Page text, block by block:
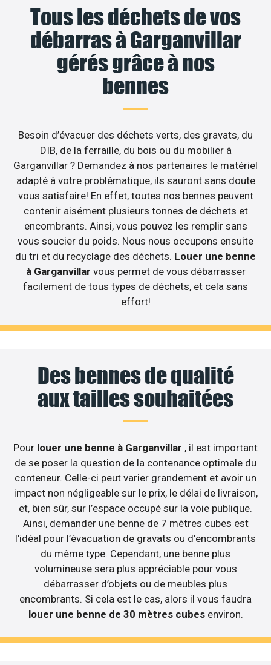
Tous les déchets de vos
débarras à Garganvillar
gérés grâce à nos
bennes
Besoin d’évacuer des déchets verts, des gravats, du
DIB, de la ferraille, du bois ou du mobilier à
Garganvillar ? Demandez à nos partenaires le matériel
adapté à votre problématique, ils sauront sans doute
vous satisfaire! En effet, toutes nos bennes peuvent
contenir aisément plusieurs tonnes de déchets et
encombrants. Ainsi, vous pouvez les remplir sans
vous soucier du poids. Nous nous occupons ensuite
du tri et du recyclage des déchets. Louer une benne
à Garganvillar vous permet de vous débarrasser
facilement de tous types de déchets, et cela sans
effort!
Des bennes de qualité
aux tailles souhaitées
Pour louer une benne à Garganvillar , il est important
de se poser la question de la contenance optimale du
conteneur. Celle-ci peut varier grandement et avoir un
impact non négligeable sur le prix, le délai de livraison,
et, bien sûr, sur l’espace occupé sur la voie publique.
Ainsi, demander une benne de 7 mètres cubes est
l’idéal pour l’évacuation de gravats ou d’encombrants
du même type. Cependant, une benne plus
volumineuse sera plus appréciable pour vous
débarrasser d’objets ou de meubles plus
encombrants. Si cela est le cas, alors il vous faudra
louer une benne de 30 mètres cubesenviron.